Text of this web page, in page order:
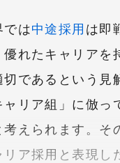
では中途採用 は即
れたキャリアを
切であるという見
ャリア組」に倣っ
えられます。そ
リア採用と表現し